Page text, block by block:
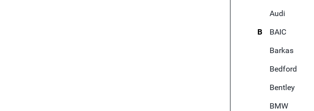
Audi
B
BAIC
Barkas
Bedford
Bentley
BMW